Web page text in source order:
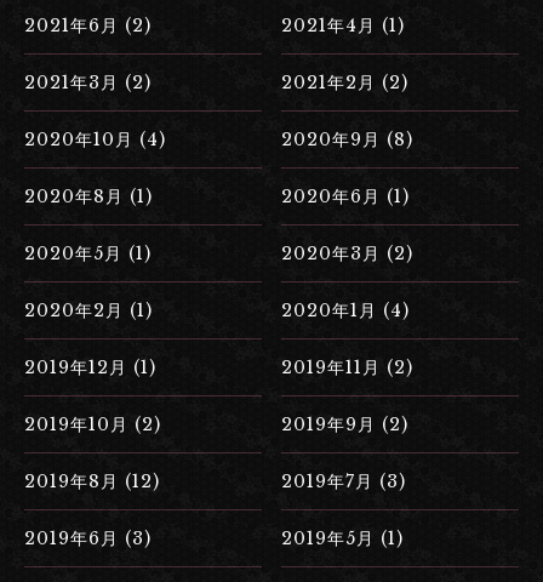
2021年6月 (2) 2021年4月 (1)
2021年3月 (2) 2021年2月 (2)
2020年10月 (4) 2020年9月 (8)
2020年8月 (1) 2020年6月 (1)
2020年5月 (1) 2020年3月 (2)
2020年2月 (1) 2020年1月 (4)
2019年12月 (1) 2019年11月 (2)
2019年10月 (2) 2019年9月 (2)
2019年8月 (12) 2019年7月 (3)
2019年6月 (3) 2019年5月 (1)